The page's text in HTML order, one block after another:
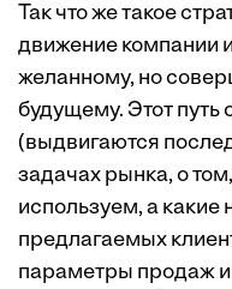
Так что же такое
движение компании
желанному, но
будущему. Этот путь
(выдвигаются
задачах рынка, о
используем, а какие
предлагаемых
параметры продаж и